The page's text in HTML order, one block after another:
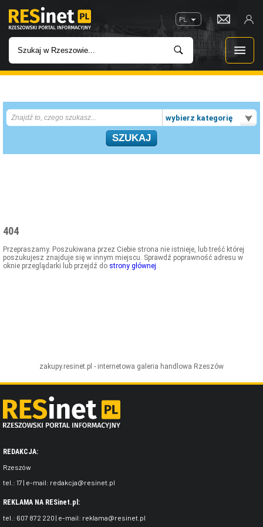
PL
INWESTYCJE
IMPREZY
GASTRONOMIA
wybierz kategorię
404
Przepraszamy. Poszukiwana przez Ciebie strona nie istnieje, lub treść której
poszukujesz znajduje się w innym miejscu. Sprawdź poprawność adresu w
oknie przeglądarki lub przejdź do strony głównej.
zakupy.resinet.pl - internetowa galeria handlowa Rzeszów
REDAKCJA:
Rzeszów
tel.: 17 | e-mail: redakcja@resinet.pl
REKLAMA NA RESinet.pl:
tel.: 607 872 220 | e-mail: reklama@resinet.pl